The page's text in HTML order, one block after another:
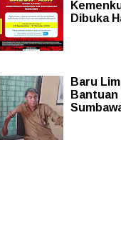
Dibuka
Baru
Bantuan